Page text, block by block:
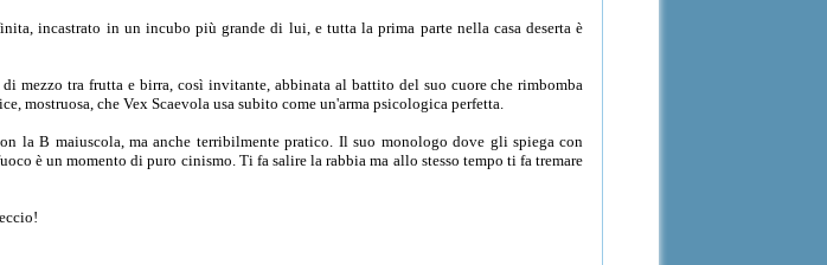
incastrato in un incubo più grande di lui, e tutta la prima parte nella casa deserta è
tra frutta e birra, così invitante, abbinata al battito del suo cuore che rimbomba
mostruosa, che Vex Scaevola usa subito come un'arma psicologica perfetta.
la B maiuscola, ma anche terribilmente pratico. Il suo monologo dove gli spiega con
è un momento di puro cinismo. Ti fa salire la rabbia ma allo stesso tempo ti fa tremare